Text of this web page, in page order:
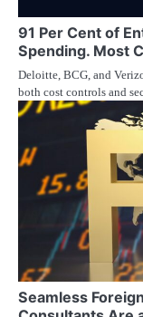
91 Per Cent of
Spending. Most
Deloitte, BCG, and
both cost controls and
Seamless